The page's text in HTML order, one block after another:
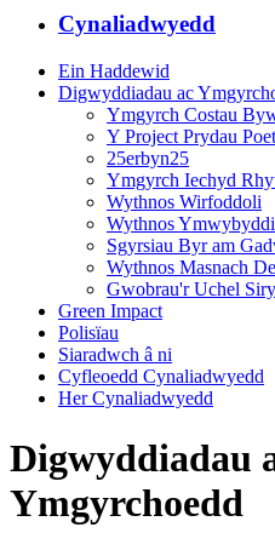
Cynaliadwyedd
Ein Haddewid
Digwyddiadau ac
Ymgyrch Costau
Y Project Prydau
25erbyn25
Ymgyrch Iechyd
Wythnos Wirfoddoli
Wythnos
Sgyrsiau Byr am
Wythnos Masnach
Gwobrau'r Uchel
Green Impact
Polisïau
Siaradwch â ni
Cyfleoedd Cynaliadwyedd
Her Cynaliadwyedd
Digwyddiadau
Ymgyrchoedd